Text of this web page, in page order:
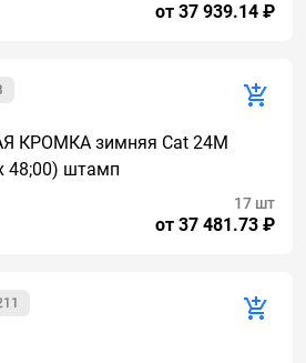
от 37 939.14 ₽
КРОМКА зимняя Cat 24M
48;00) штамп
от 37 481.73 ₽
17 шт